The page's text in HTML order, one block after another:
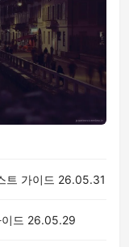
트 가이드 26.05.31
드 26.05.29